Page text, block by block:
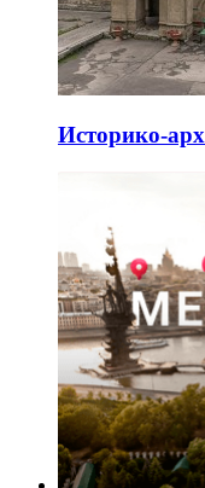
Историко-